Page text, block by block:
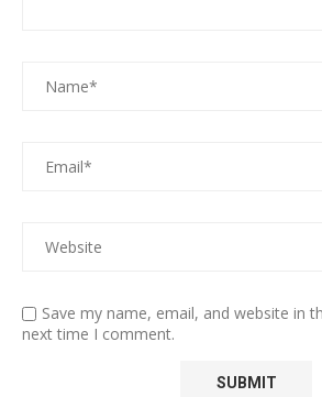
Save my name, email, and website in
next time I comment.